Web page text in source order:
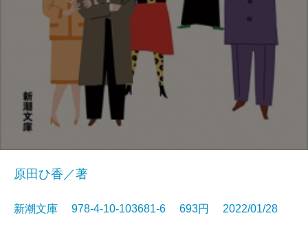
原田ひ香／著
新潮文庫 978-4-10-103681-6 693円 2022/01/28